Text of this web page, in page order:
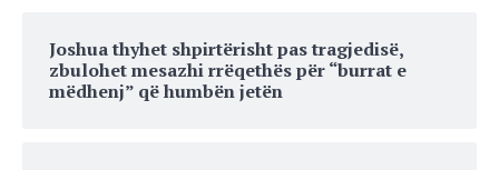
Joshua thyhet shpirtërisht pas tragjedisë,
zbulohet mesazhi rrëqethës për “burrat e
mëdhenj” që humbën jetën